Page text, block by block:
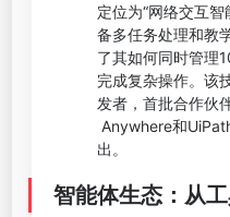
定位为“网络交互
备多任务处理和教
了其如何同时管理
完成复杂操作。该
发者，首批合作
Anywhere和
出。
智能体生态：从